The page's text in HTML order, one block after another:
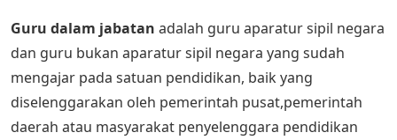
Guru dalam jabatan adalah guru aparatur sipil negara
dan guru bukan aparatur sipil negara yang sudah
mengajar pada satuan pendidikan, baik yang
diselenggarakan oleh pemerintah pusat,pemerintah
daerah atau masyarakat penyelenggara pendidikan